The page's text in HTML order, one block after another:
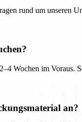
rund um unseren
Wochen im Voraus.
an?